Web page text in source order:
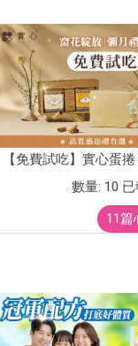
【免費試吃】實心蛋
數量: 10
11篇